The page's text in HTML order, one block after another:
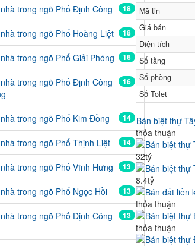
18
trong ngõ Phố Định Công
18
trong ngõ Phố Hoàng Liệt
16
trong ngõ Phố Giải Phóng
16
trong ngõ Phố Định Công
14
trong ngõ Phố Kim Đồng
14
trong ngõ Phố Thịnh Liệt
13
trong ngõ Phố Vĩnh Hưng
13
trong ngõ Phố Ngọc Hồi
13
trong ngõ Phố Định Công
Mã tin
Giá bán
Diện tích
Số tầng
Số phòng
Số Tolet
Bán biệt thự
thỏa thuận
32tỷ
8.4tỷ
thỏa thuận
thỏa thuận